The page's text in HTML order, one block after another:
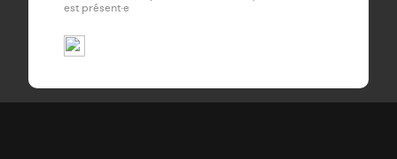
est présent·e